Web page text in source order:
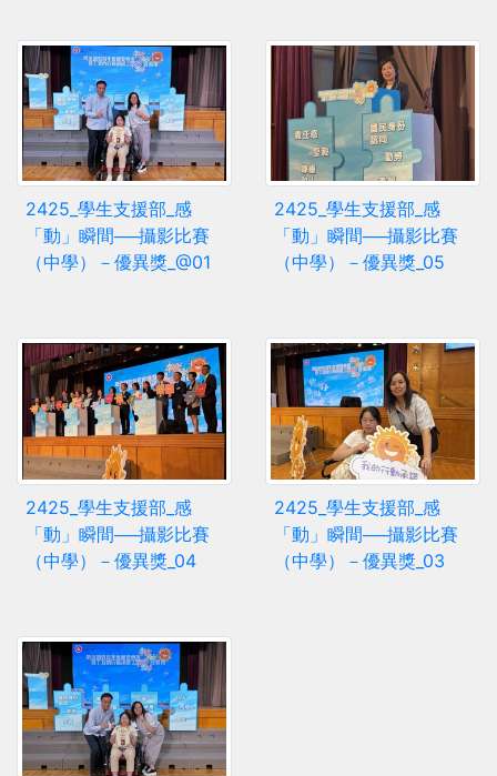
2425_學生支援部_感
「動」瞬間──攝影比賽
（中學）－優異獎_@01
2425_學生支援部_感
「動」瞬間──攝影比賽
（中學）－優異獎_05
2425_學生支援部_感
「動」瞬間──攝影比賽
（中學）－優異獎_04
2425_學生支援部_感
「動」瞬間──攝影比賽
（中學）－優異獎_03